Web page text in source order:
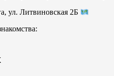
ул. Литвиновская 2Б